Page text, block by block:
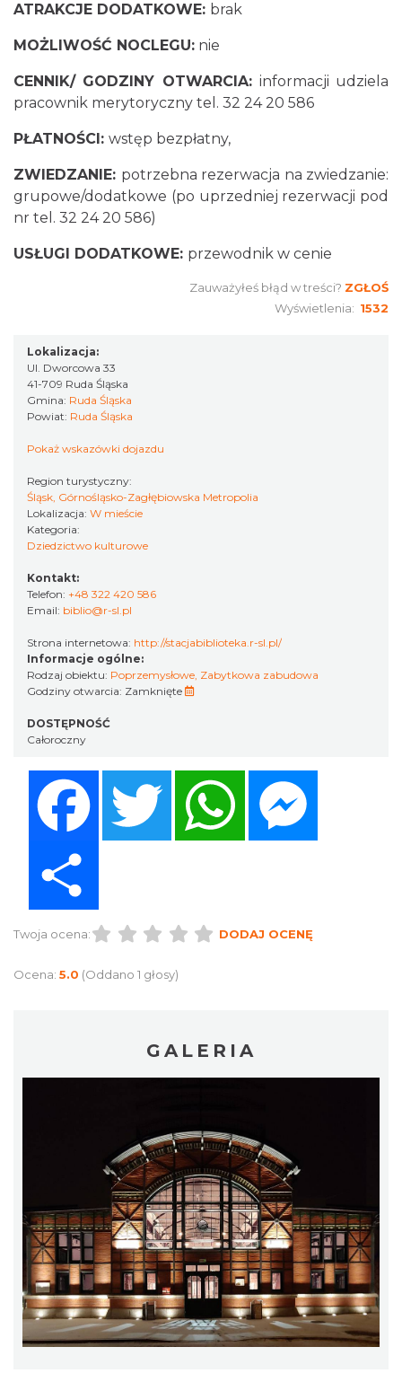
ATRAKCJE DODATKOWE: brak
MOŻLIWOŚĆ NOCLEGU: nie
CENNIK/ GODZINY OTWARCIA: informacji udziela
pracownik merytoryczny tel. 32 24 20 586
PŁATNOŚCI: wstęp bezpłatny,
ZWIEDZANIE: potrzebna rezerwacja na zwiedzanie:
grupowe/dodatkowe (po uprzedniej rezerwacji pod
nr tel. 32 24 20 586)
USŁUGI DODATKOWE: przewodnik w cenie
Zauważyłeś błąd w treści? ZGŁOŚ
Wyświetlenia: 1532
Lokalizacja:
Ul. Dworcowa 33
41-709 Ruda Śląska
Gmina: Ruda Śląska
Powiat: Ruda Śląska
Pokaż wskazówki dojazdu
Region turystyczny:
Śląsk, Górnośląsko-Zagłębiowska Metropolia
Lokalizacja: W mieście
Kategoria:
Dziedzictwo kulturowe
Kontakt:
Telefon: +48 322 420 586
Email: biblio@r-sl.pl
Strona internetowa: http://stacjabiblioteka.r-sl.pl/
Informacje ogólne:
Rodzaj obiektu: Poprzemysłowe, Zabytkowa zabudowa
Godziny otwarcia: Zamknięte
DOSTĘPNOŚĆ
Całoroczny
Twitter WhatsApp
Twoja ocena: DODAJ OCENĘ
Ocena: 5.0 (Oddano 1 głosy)
GALERIA